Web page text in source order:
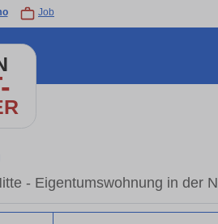
Job
- Eigentumswohnung in der